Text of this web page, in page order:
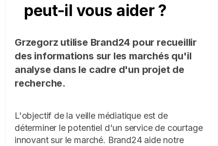
peut-il vous aider ?
Grzegorz utilise Brand24 pour recueillir
des informations sur les marchés qu'il
analyse dans le cadre d'un projet de
recherche.
L'objectif de la veille médiatique est de
déterminer le potentiel d'un service de courtage
innovant sur le marché. Brand24 aide notre